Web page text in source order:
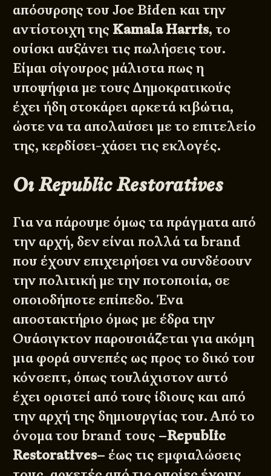
απόσυρσης του Joe Biden και την
αντίστοιχη της Kamala Harris, το
ουίσκι αυξάνει τις πωλήσεις του.
Είμαι σίγουρος μάλιστα πως η
υποψήφια με τους Δημοκρατικούς
έχει ήδη στοκάρει αρκετά κιβώτια,
ώστε να τα απολαύσει με το επιτελείο
της, κερδίσει-χάσει τις εκλογές.
Οι Republic Restoratives
Για να πάρουμε όμως τα πράγματα από
την αρχή, δεν είναι πολλά τα brand
που έχουν επιχειρήσει να συνδέσουν
την πολιτική με την ποτοποιία, σε
οποιοδήποτε επίπεδο. Ένα
αποστακτήριο όμως με έδρα την
Ουάσιγκτον παρουσιάζεται για ακόμη
μια φορά συνεπές ως προς το δικό του
κόνσεπτ, όπως τουλάχιστον αυτό
έχει οριστεί από τους ίδιους και από
την αρχή της δημιουργίας του. Από το
όνομα του brand τους –Republic
Restoratives– έως τις εμφιαλώσεις